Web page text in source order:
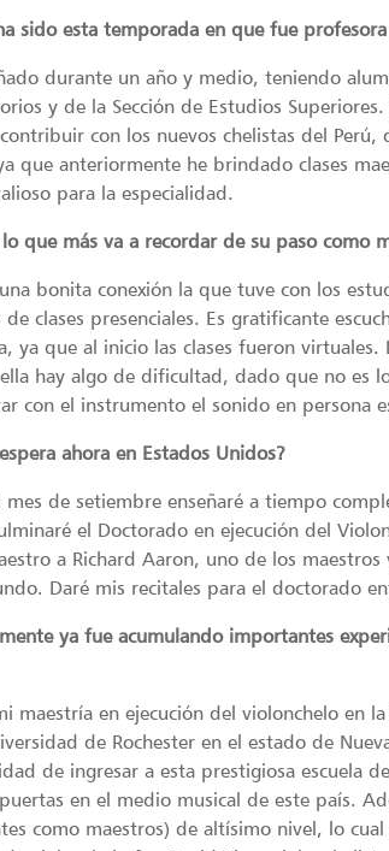
sido esta temporada en que fue
durante un año y medio, teniendo
y de la Sección de Estudios
con los nuevos chelistas del
que anteriormente he brindado clases
para la especialidad.
lo que más va a recordar de su paso como
bonita conexión la que tuve con los
de clases presenciales. Es gratificante
ya que al inicio las clases fueron
hay algo de dificultad, dado que no es
con el instrumento el sonido en persona
ahora en Estados Unidos?
mes de setiembre enseñaré a tiempo
el Doctorado en ejecución del
a Richard Aaron, uno de los
Daré mis recitales para el doctorado
ya fue acumulando importantes
maestría en ejecución del violonchelo en
de Rochester en el estado de
de ingresar a esta prestigiosa escuela
en el medio musical de este país.
como maestros) de altísimo nivel, lo